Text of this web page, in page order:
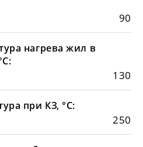
90
нагрева жил в
130
при КЗ, °С:
250